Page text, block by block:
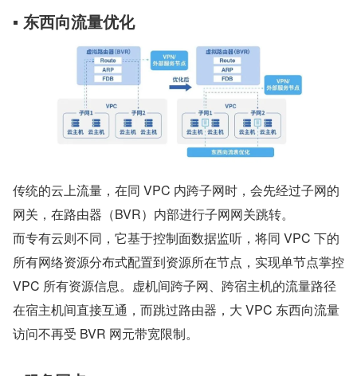
▪ 东西向流量优化
传统的云上流量，在同 VPC 内跨子网时，会先经过子网的
网关，在路由器（BVR）内部进行子网网关跳转。
而专有云则不同，它基于控制面数据监听，将同 VPC 下的
所有网络资源分布式配置到资源所在节点，实现单节点掌控
VPC 所有资源信息。虚机间跨子网、跨宿主机的流量路径
在宿主机间直接互通，而跳过路由器，大 VPC 东西向流量
访问不再受 BVR 网元带宽限制。